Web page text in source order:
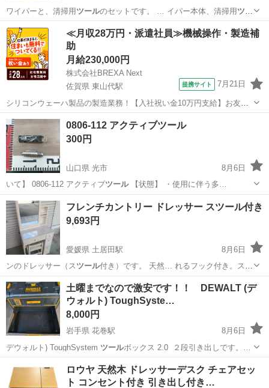
ワイパーと、清掃用 ツール のセットです。 … イパー本体、清掃用 ツー
ル2点 - カラー:…
埼玉 新座市 志木駅 掃除用具
≪月収28万円・派遣社員≫機械操作・製造補
助
月給230,000円
株式会社BREXA Next
佐賀県 東山代駅
提携サイト 7月21日
シリコンウェーハ製品の製造業務！【入社祝い金10万円支給】お友達
やカップルとの応募OK◎年間休日129日＆休出なしでプライベート充
実♪業務はクリーンルームで快適作業◎自社正社員登用制度あり★1食
300円～の格安食堂あり！《佐...
佐賀 伊万里市 その他
0806-112 アクティブツール
300円
山口県 光市
8月6日
いて】 0806-112 アクティブツール 【状態】 ・使用に伴う多…
山口 光市 アクティブ
フレンチカントリー ドレッサー スツール付き
9,693円
愛媛県 土居田駅
8月6日
ンのドレッサー（ス ツール付き）です。 天然… れるフック付き。ス ツ
ール（椅子）もセットで… ス天板付き） ・スツール（椅子） 【仕
様…
愛媛 松山市 土居田駅 ドレッサー
土曜までなので激安です！！ DEWALT (デ
ウォルト) ToughSyste…
8,000円
岩手県 花巻駅
8月6日
デウォルト) ToughSystem ツールボックス 2.0 ２段引き出しです。…
花巻駅 その他
ロウヤ 天然木 ドレッサーデスク チェアセッ
ト コンセント付き 引き出し付き…